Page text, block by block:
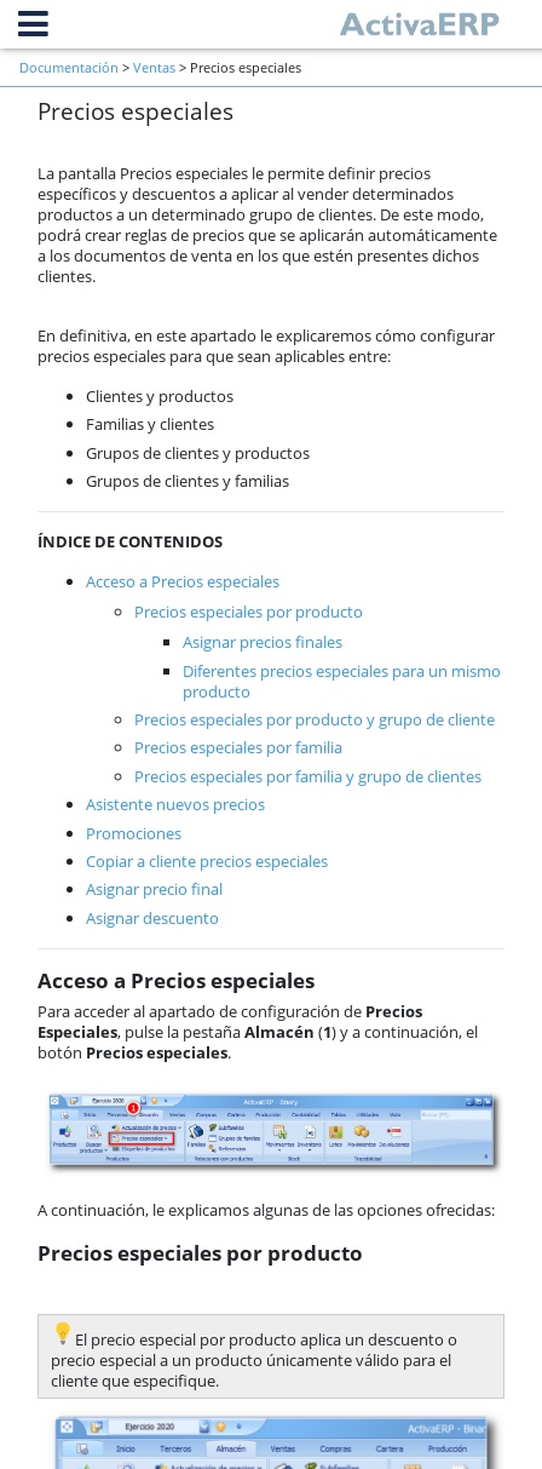
Información general
Primeros pasos a verificar al inicio
de una empresa
Contactos
Clientes
Presupuestos
Pedido de cliente
Albaranes
TPV
Anticipos
Prioridad de aplicación de
descuentos
Prioridad de aplicación de tarifas
Vendedores
Rutas
Borrar documentos
Documentos recientes
Casos prácticos
Compras
Almacén
Cartera
Producción
Órdenes de trabajo
Calendario
Comunes
Business Intelligence
Inbox
Funcionalidades comunes
Tablas
Soporte
Documentación > Ventas > Precios especiales
Precios especiales
La pantalla Precios especiales le permite definir precios
específicos y descuentos a aplicar al vender determinados
productos a un determinado grupo de clientes. De este modo,
podrá crear reglas de precios que se aplicarán automáticamente
a los documentos de venta en los que estén presentes dichos
clientes.
En definitiva, en este apartado le explicaremos cómo configurar
precios especiales para que sean aplicables entre:
Clientes y productos
Familias y clientes
Grupos de clientes y productos
Grupos de clientes y familias
ÍNDICE DE CONTENIDOS
Acceso a Precios especiales
Precios especiales por producto
Asignar precios finales
Diferentes precios especiales para un mismo
producto
Precios especiales por producto y grupo de cliente
Precios especiales por familia
Precios especiales por familia y grupo de clientes
Asistente nuevos precios
Promociones
Copiar a cliente precios especiales
Asignar precio final
Asignar descuento
Acceso a Precios especiales
Para acceder al apartado de configuración de Precios
Especiales, pulse la pestañaAlmacén (1) y a continuación, el
botón Precios especiales.
A continuación, le explicamos algunas de las opciones ofrecidas:
Precios especiales por producto
​El precio especial por producto aplica un descuento o
precio especial a un producto únicamente válido para el
cliente que especifique.